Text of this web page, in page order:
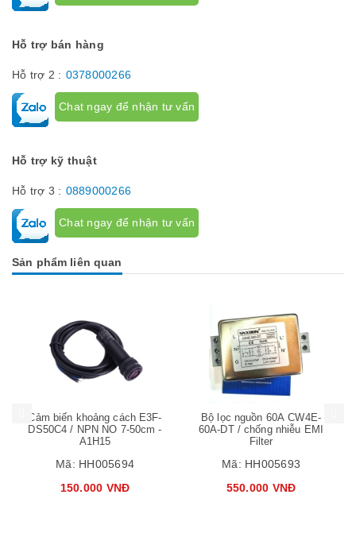
Hỗ trợ bán hàng
Hỗ trợ 2 : 0378000266
Chat ngay để nhận tư vấn
Hỗ trợ kỹ thuật
Hỗ trợ 3 : 0889000266
Chat ngay để nhận tư vấn
Sản phẩm liên quan
Cảm biến khoảng cách E3F-
DS50C4 / NPN NO 7-50cm -
A1H15
Mã: HH005694
150.000 VNĐ
Bộ lọc nguồn 60A CW4E-
60A-DT / chống nhiễu EMI
Filter
Mã: HH005693
550.000 VNĐ
Mua hàng